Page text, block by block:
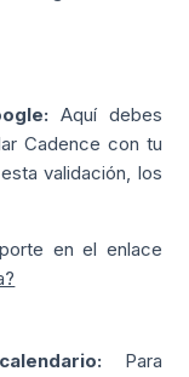
Aquí debes
Cadence con tu
validación, los
en el enlace
Para